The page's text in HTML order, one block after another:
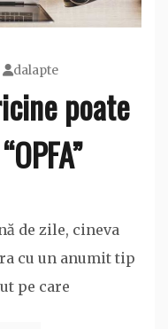
dalapte
poate
de zile, cineva
cu un anumit tip
pe care